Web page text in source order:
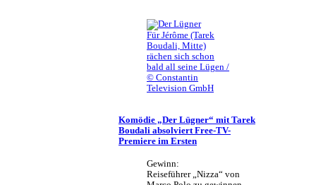
Für Jérôme (Tarek
Boudali, Mitte)
rächen sich schon
bald all seine Lügen /
© Constantin
Television GmbH
Komödie „Der Lügner“ mit Tarek
Boudali absolviert Free-TV-
Premiere im Ersten
Gewinn:
Reiseführer „Nizza“ von